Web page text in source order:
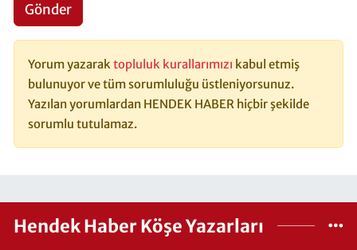
Gönder
Yorum yazarak topluluk kurallarımızı kabul etmiş
bulunuyor ve tüm sorumluluğu üstleniyorsunuz.
Yazılan yorumlardan HENDEK HABER hiçbir şekilde
sorumlu tutulamaz.
Hendek Haber Köşe Yazarları